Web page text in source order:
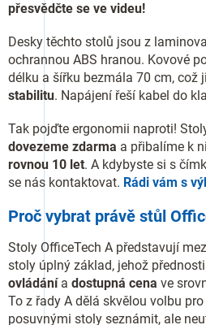
přesvědčte se ve videu!
Desky těchto stolů jsou z
ochrannou ABS hranou. Kovové
délku a šířku bezmála 70 cm, což
stabilitu. Napájení řeší kabel do
Tak pojďte ergonomii naproti!
dovezeme zdarma a přibalíme k
rovnou 10 let. A kdybyste si s
se nás kontaktovat. Rádi vám s
Proč vybrat právě stůl
Stoly OfficeTech A představují
stoly úplný základ, jehož
ovládánía dostupná cena ve
To z řady A dělá skvělou volbu
posuvnými stoly seznámit, ale